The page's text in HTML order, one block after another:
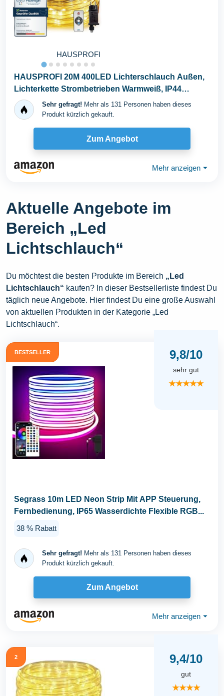
HAUSPROFI
HAUSPROFI 20M 400LED Lichterschlauch Außen,
Lichterkette Strombetrieben Warmweiß, IP44
Wasserdicht...
Sehr gefragt! Mehr als 131 Personen haben dieses
Produkt kürzlich gekauft.
Zum Angebot
Mehr anzeigen ⏷
Aktuelle Angebote im
Bereich „Led
Lichtschlauch“
Du möchtest die besten Produkte im Bereich „Led
Lichtschlauch“ kaufen? In dieser Bestsellerliste findest Du
täglich neue Angebote. Hier findest Du eine große Auswahl
von aktuellen Produkten in der Kategorie „Led
Lichtschlauch“.
BESTSELLER 9,8/10
sehr gut
★★★★★
Segrass 10m LED Neon Strip Mit APP Steuerung,
Fernbedienung, IP65 Wasserdichte Flexible RGB...
38 % Rabatt
Sehr gefragt! Mehr als 131 Personen haben dieses
Produkt kürzlich gekauft.
Zum Angebot
Mehr anzeigen ⏷
2 9,4/10
gut
★★★★